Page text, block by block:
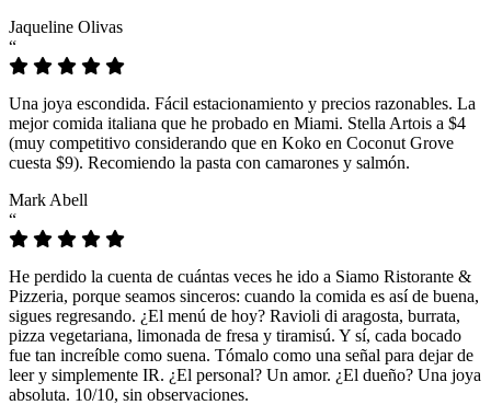
Jaqueline Olivas
“
Una joya escondida. Fácil estacionamiento y precios razonables. La
mejor comida italiana que he probado en Miami. Stella Artois a $4
(muy competitivo considerando que en Koko en Coconut Grove
cuesta $9). Recomiendo la pasta con camarones y salmón.
Mark Abell
“
He perdido la cuenta de cuántas veces he ido a Siamo Ristorante &
Pizzeria, porque seamos sinceros: cuando la comida es así de buena,
sigues regresando. ¿El menú de hoy? Ravioli di aragosta, burrata,
pizza vegetariana, limonada de fresa y tiramisú. Y sí, cada bocado
fue tan increíble como suena. Tómalo como una señal para dejar de
leer y simplemente IR. ¿El personal? Un amor. ¿El dueño? Una joya
absoluta. 10/10, sin observaciones.